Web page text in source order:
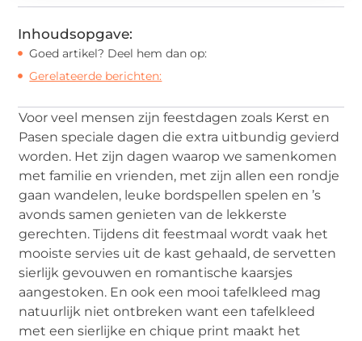
Inhoudsopgave:
Goed artikel? Deel hem dan op:
Gerelateerde berichten:
Voor veel mensen zijn feestdagen zoals Kerst en
Pasen speciale dagen die extra uitbundig gevierd
worden. Het zijn dagen waarop we samenkomen
met familie en vrienden, met zijn allen een rondje
gaan wandelen, leuke bordspellen spelen en ’s
avonds samen genieten van de lekkerste
gerechten. Tijdens dit feestmaal wordt vaak het
mooiste servies uit de kast gehaald, de servetten
sierlijk gevouwen en romantische kaarsjes
aangestoken. En ook een mooi tafelkleed mag
natuurlijk niet ontbreken want een tafelkleed
met een sierlijke en chique print maakt het